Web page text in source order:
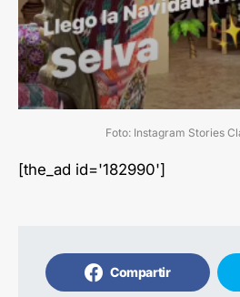
Foto: Instagram Stories
[the_ad id='182990']
Compartir